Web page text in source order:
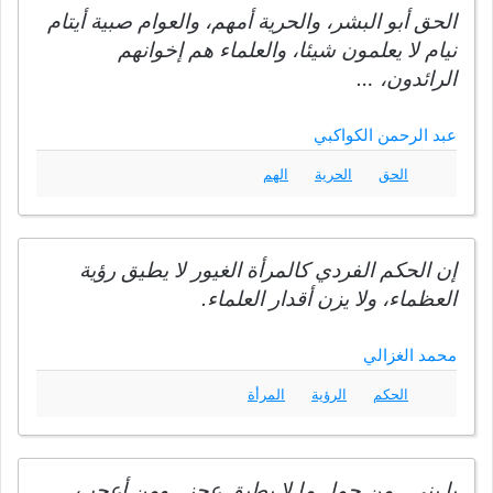
الحق أبو البشر، والحرية أمهم، والعوام صبية أيتام
نيام لا يعلمون شيئا، والعلماء هم إخوانهم
الرائدون، …
عبد الرحمن الكواكبي
الحق الحرية الهم
إن الحكم الفردي كالمرأة الغيور لا يطيق رؤية
العظماء، ولا يزن أقدار العلماء.
محمد الغزالي
الحكم الرؤية المرأة